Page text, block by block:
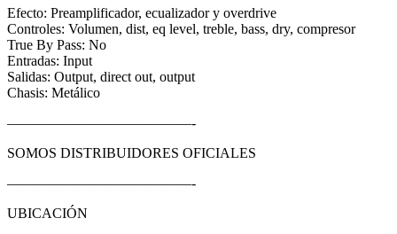
Efecto: Preamplificador, ecualizador y overdrive
Controles: Volumen, dist, eq level, treble, bass, dry, compresor
True By Pass: No
Entradas: Input
Salidas: Output, direct out, output
Chasis: Metálico
—————————————-
SOMOS DISTRIBUIDORES OFICIALES
—————————————-
UBICACIÓN